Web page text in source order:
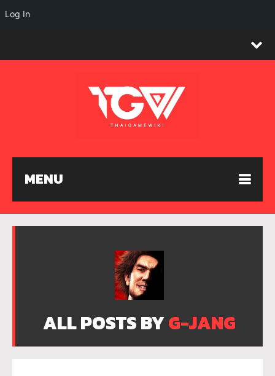
MENU
ALL POSTS BYG-JANG
Log In